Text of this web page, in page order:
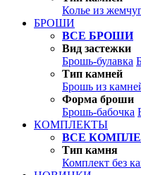
Колье из
БРОШИ
ВСЕ БРОШИ
Вид застежки
Брошь-булавка
Тип камней
Брошь из
Форма броши
Брошь-бабочка
КОМПЛЕКТЫ
ВСЕ
Тип камня
Комплект без